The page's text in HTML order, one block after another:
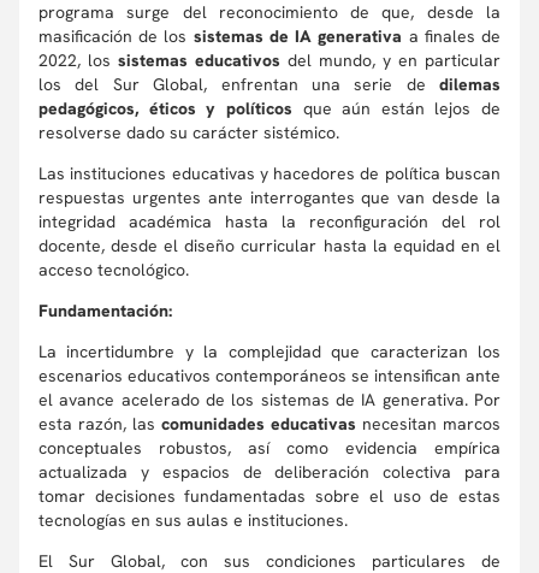
programa surge del reconocimiento de que, desde la
masificación de los sistemas de IA generativa a finales de
2022, los sistemas educativos del mundo, y en particular
los del Sur Global, enfrentan una serie de dilemas
pedagógicos, éticos y políticos que aún están lejos de
resolverse dado su carácter sistémico.
Las instituciones educativas y hacedores de política buscan
respuestas urgentes ante interrogantes que van desde la
integridad académica hasta la reconfiguración del rol
docente, desde el diseño curricular hasta la equidad en el
acceso tecnológico.
Fundamentación:
La incertidumbre y la complejidad que caracterizan los
escenarios educativos contemporáneos se intensifican ante
el avance acelerado de los sistemas de IA generativa. Por
esta razón, las comunidades educativas necesitan marcos
conceptuales robustos, así como evidencia empírica
actualizada y espacios de deliberación colectiva para
tomar decisiones fundamentadas sobre el uso de estas
tecnologías en sus aulas e instituciones.
El Sur Global, con sus condiciones particulares de